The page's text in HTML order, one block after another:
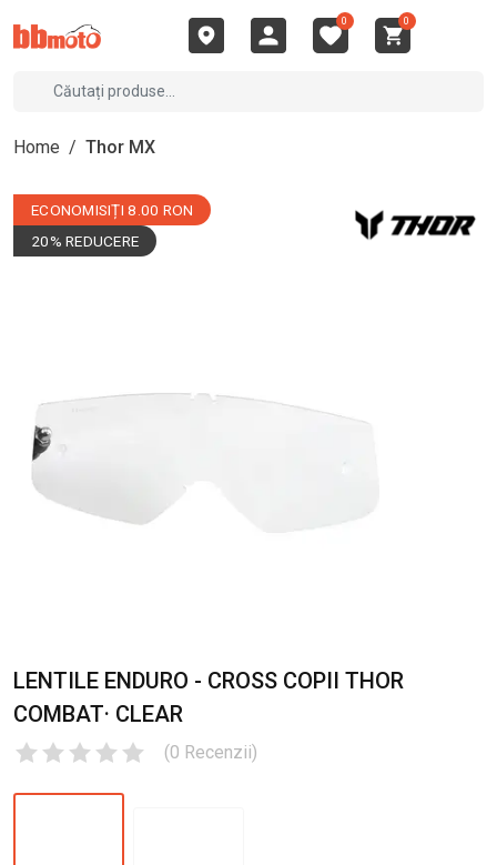
0 0
Home / Thor MX
ECONOMISIȚI 8.00 RON
20% REDUCERE
LENTILE ENDURO - CROSS COPII THOR
COMBAT· CLEAR
(0 Recenzii)